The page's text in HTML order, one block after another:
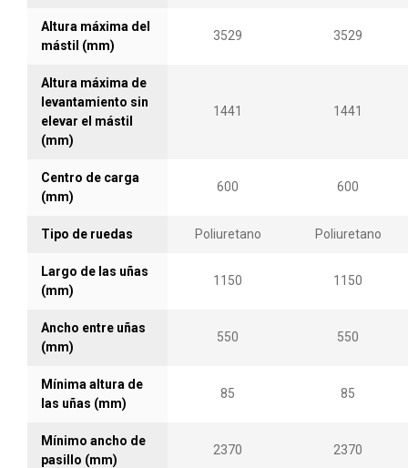
levantamiento, lo que previene que el mástil baje
romperse.
Botón de parada de emergencia de fácil acceso
permite al operador detener de inmediato al
Interruptor de prevención de choque, ubicado en
la parte superior de la manija de control, el cual al
ponerse en contacto con el operador hace que el
El apilador cambia automáticamente al modo de
velocidad lenta cuando el mástil está a más de
0.5 metros de altura. Haciendo que la operación
del equipo y el desplazamiento sean más
Este equipo puede ordenarse a contrapedido
para alturas de levantamiento de hasta 4.2
metros.
Altura máxima del
mástil (mm)
3529 3529
Altura máxima de
levantamiento sin
elevar el mástil
(mm)
1441 1441
Centro de carga
(mm)
600 600
Tipo de ruedas Poliuretano Poliuretano
Largo de las uñas
(mm)
1150 1150
Ancho entre uñas
(mm)
550 550
Mínima altura de
las uñas (mm)
85 85
Mínimo ancho de
pasillo (mm)
2370 2370